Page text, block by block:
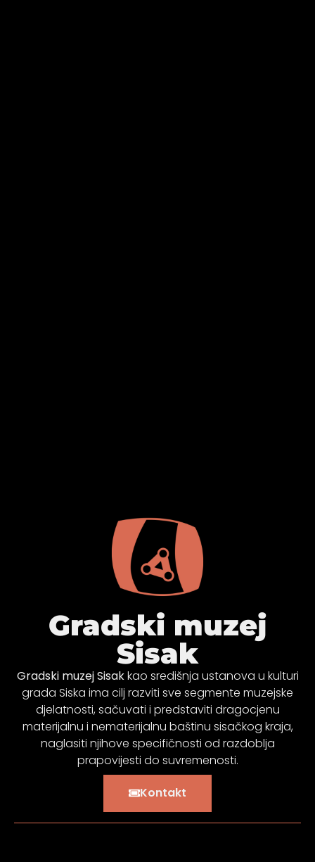
Gradski muzej
Sisak
Gradski muzej Sisakkao središnja ustanova u kulturi
grada Siska ima cilj razviti sve segmente muzejske
djelatnosti, sačuvati i predstaviti dragocjenu
materijalnu i nematerijalnu baštinu sisačkog kraja,
naglasiti njihove specifičnosti od razdoblja
prapovijesti do suvremenosti.
Kontakt